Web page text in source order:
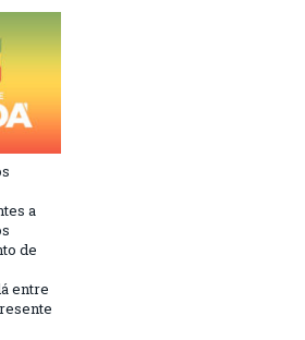
a
de
entre